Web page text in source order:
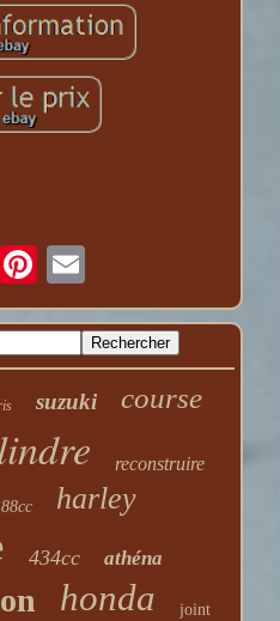
suzuki course
reconstruire
88cc harley
434cc athéna
honda joint